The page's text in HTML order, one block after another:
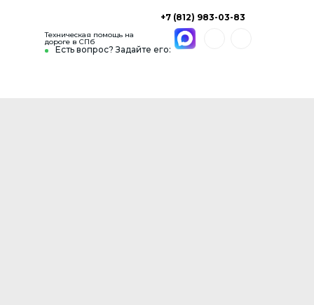
Есть вопрос? Задайте его:
+7 (812) 983-03-83
Техническая помощь на
дороге в СПб